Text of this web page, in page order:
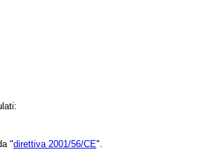
"direttiva 2001/56/CE".